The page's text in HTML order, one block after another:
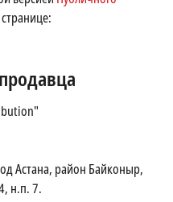
Астана, район Байконыр,
н.п. 7.